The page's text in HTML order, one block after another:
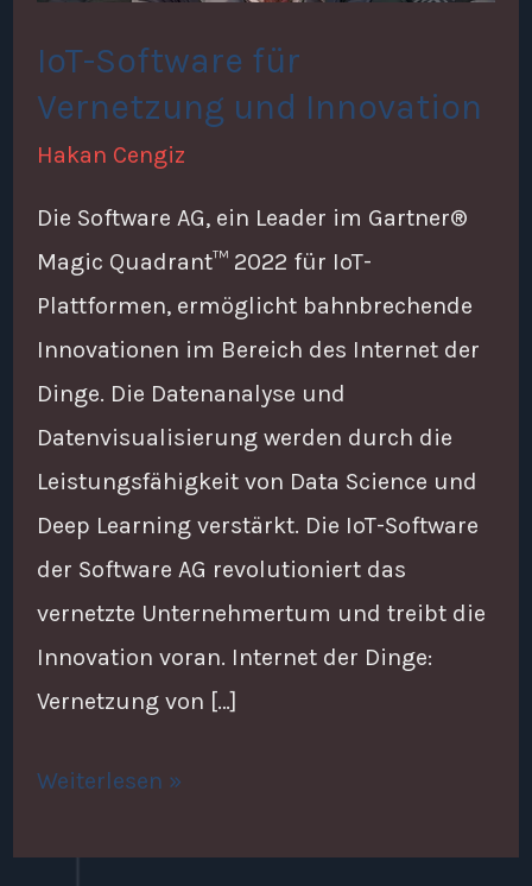
IoT-Software für
Vernetzung und Innovation
Hakan Cengiz
Die Software AG, ein Leader im Gartner®
Magic Quadrant™ 2022 für IoT-
Plattformen, ermöglicht bahnbrechende
Innovationen im Bereich des Internet der
Dinge. Die Datenanalyse und
Datenvisualisierung werden durch die
Leistungsfähigkeit von Data Science und
Deep Learning verstärkt. Die IoT-Software
der Software AG revolutioniert das
vernetzte Unternehmertum und treibt die
Innovation voran. Internet der Dinge:
Vernetzung von […]
Weiterlesen »